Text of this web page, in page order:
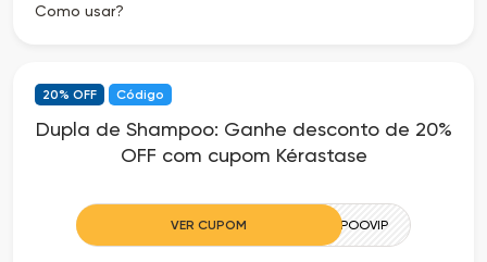
Como usar?
20% OFF Código
Dupla de Shampoo: Ganhe desconto de 20%
OFF com cupom Kérastase
VER CUPOM SHAMPOOVIP